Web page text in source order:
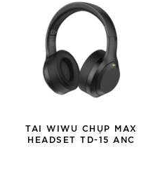
TAI WIWU CHỤP MAX
HEADSET TD-15 ANC